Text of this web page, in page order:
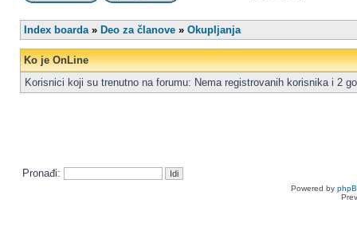
Index boarda» Deo za članove » Okupljanja
Ko je OnLine
Korisnici koji su trenutno na forumu: Nema registrovanih korisnika i 2
Pronađi:
Powered by